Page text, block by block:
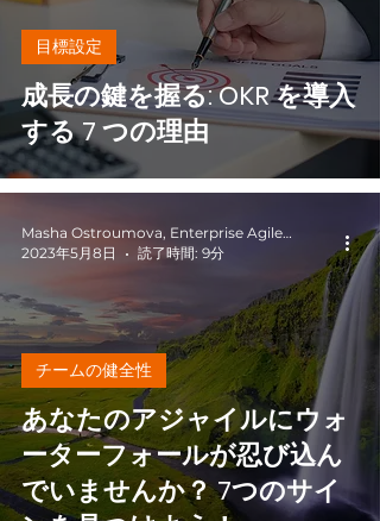
成長の鍵を握る: OKR を導入
する 7 つの理由
目標設定
あなたのアジャイルにウォ
ーターフォールが忍び込ん
でいませんか？ 7つのサイ
チームの健全性
Masha Ostroumova, Enterprise Agile Coach
2023年5月8日
読了時間: 9分